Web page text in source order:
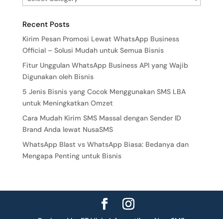
Recent Posts
Kirim Pesan Promosi Lewat WhatsApp Business
Official – Solusi Mudah untuk Semua Bisnis
Fitur Unggulan WhatsApp Business API yang Wajib
Digunakan oleh Bisnis
5 Jenis Bisnis yang Cocok Menggunakan SMS LBA
untuk Meningkatkan Omzet
Cara Mudah Kirim SMS Massal dengan Sender ID
Brand Anda lewat NusaSMS
WhatsApp Blast vs WhatsApp Biasa: Bedanya dan
Mengapa Penting untuk Bisnis